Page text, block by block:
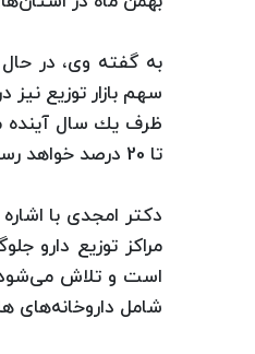
تا 20 درصد خواهد رسید.
مراكز توزیع دارو
است و تلاش می‌شود
شامل داروخانه‌های